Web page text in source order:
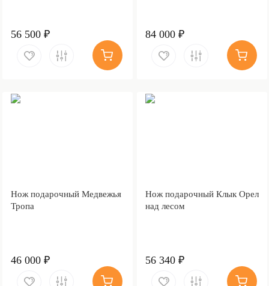
56 500 ₽ 84 000 ₽
Нож подарочный Медвежья
Тропа
46 000 ₽
Нож подарочный Клык Орел
над лесом
56 340 ₽